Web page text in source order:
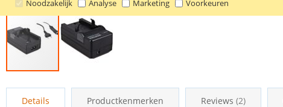
Noodzakelijk Analyse Marketing Voorkeuren
naar
Details Productkenmerken Reviews 2